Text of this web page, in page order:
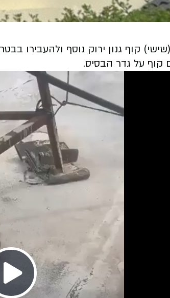
קוף על גדר הבסיס.